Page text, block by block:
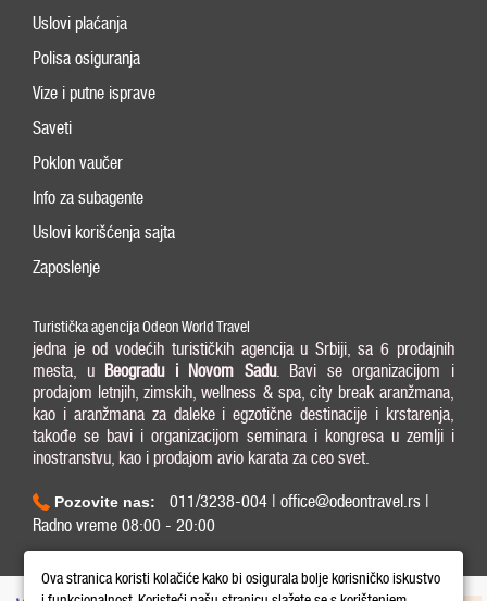
Uslovi plaćanja
Polisa osiguranja
Vize i putne isprave
Saveti
Poklon vaučer
Info za subagente
Uslovi korišćenja sajta
Zaposlenje
Turistička agencija Odeon World Travel
jedna je od vodećih turističkih agencija u Srbiji, sa 6 prodajnih
mesta, u Beogradu i Novom Sadu. Bavi se organizacijom i
prodajom letnjih, zimskih, wellness & spa, city break aranžmana,
kao i aranžmana za daleke i egzotične destinacije i krstarenja,
takođe se bavi i organizacijom seminara i kongresa u zemlji i
inostranstvu, kao i prodajom avio karata za ceo svet.
Pozovite nas:
011/3238-004 | office@odeontravel.rs |
Radno vreme 08:00 - 20:00
Ova stranica koristi kolačiće kako bi osigurala bolje korisničko iskustvo